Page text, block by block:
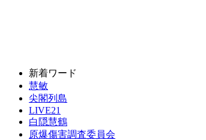
新着ワード
慧敏
尖閣列島
LIVE21
白隠慧鶴
原爆傷害調査委員会